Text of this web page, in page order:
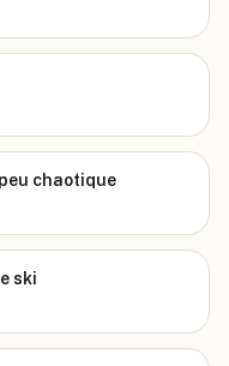
chaotique
ski